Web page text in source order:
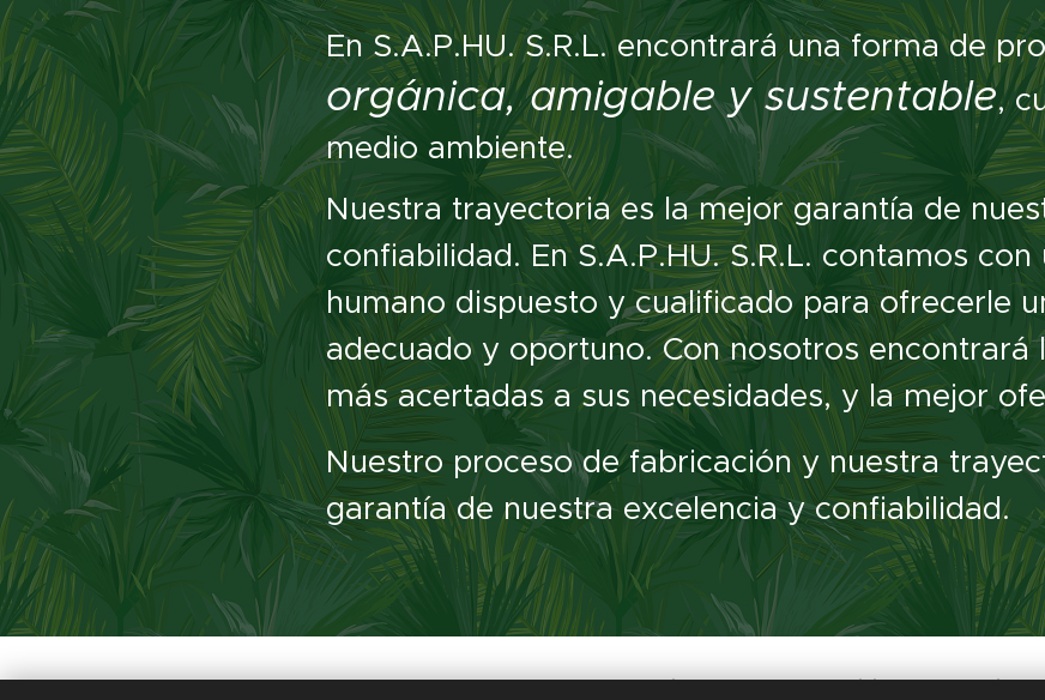
En S.A.P.HU. S.R.L. encontrará una forma de
orgánica, amigable y sustentable,
medio ambiente.
Nuestra trayectoria es la mejor garantía de
confiabilidad. En S.A.P.HU. S.R.L. contamos
humano dispuesto y cualificado para ofrecerle
adecuado y oportuno. Con nosotros encontrará
más acertadas a sus necesidades, y la mejor
Nuestro proceso de fabricación y nuestra
garantía de nuestra excelencia y confiabilidad.
©S.A.P.HU. S.R.L. Planta Industrial San Martín 763 Felicia CP: 3087 Pcia.